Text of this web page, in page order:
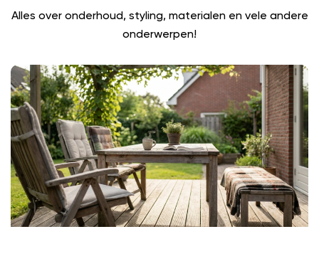
Alles over onderhoud, styling, materialen en vele andere
onderwerpen!